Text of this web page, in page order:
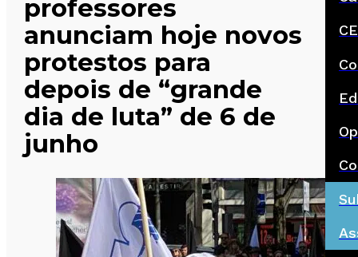
professores
anunciam hoje novos
protestos para
depois de “grande
dia de luta” de 6 de
junho